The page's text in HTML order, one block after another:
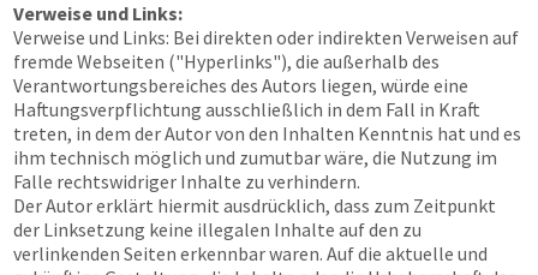
Verweise und Links:
Verweise und Links: Bei direkten oder indirekten Verweisen auf
fremde Webseiten ("Hyperlinks"), die außerhalb des
Verantwortungsbereiches des Autors liegen, würde eine
Haftungsverpflichtung ausschließlich in dem Fall in Kraft
treten, in dem der Autor von den Inhalten Kenntnis hat und es
ihm technisch möglich und zumutbar wäre, die Nutzung im
Falle rechtswidriger Inhalte zu verhindern.
Der Autor erklärt hiermit ausdrücklich, dass zum Zeitpunkt
der Linksetzung keine illegalen Inhalte auf den zu
verlinkenden Seiten erkennbar waren. Auf die aktuelle und